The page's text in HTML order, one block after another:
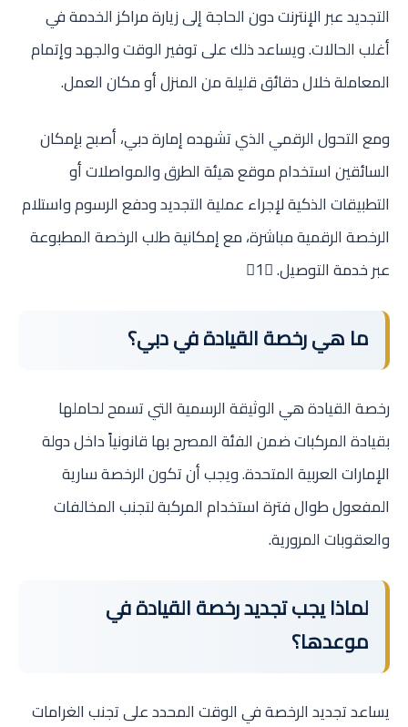
التجديد عبر الإنترنت دون الحاجة إلى زيارة مراكز الخدمة في
أغلب الحالات. ويساعد ذلك على توفير الوقت والجهد وإتمام
المعاملة خلال دقائق قليلة من المنزل أو مكان العمل.
ومع التحول الرقمي الذي تشهده إمارة دبي، أصبح بإمكان
السائقين استخدام موقع هيئة الطرق والمواصلات أو
التطبيقات الذكية لإجراء عملية التجديد ودفع الرسوم واستلام
الرخصة الرقمية مباشرة، مع إمكانية طلب الرخصة المطبوعة
عبر خدمة التوصيل. 1
ما هي رخصة القيادة في دبي؟
رخصة القيادة هي الوثيقة الرسمية التي تسمح لحاملها
بقيادة المركبات ضمن الفئة المصرح بها قانونياً داخل دولة
الإمارات العربية المتحدة. ويجب أن تكون الرخصة سارية
المفعول طوال فترة استخدام المركبة لتجنب المخالفات
والعقوبات المرورية.
لماذا يجب تجديد رخصة القيادة في
موعدها؟
يساعد تجديد الرخصة في الوقت المحدد على تجنب الغرامات